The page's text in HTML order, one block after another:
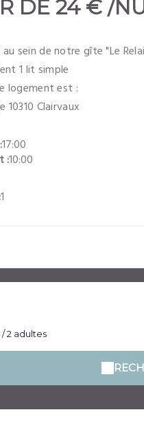
DE 24 € /
sein de notre gîte "Le
1 lit simple
logement est :
10310 Clairvaux
17:00
:10:00
1
/2 adultes